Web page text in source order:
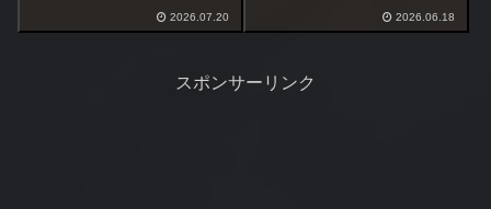
り。夏のホームの浅場なら空い
2026.07.20
さそうなら入る事にする。2026.06.18
スポンサーリンク